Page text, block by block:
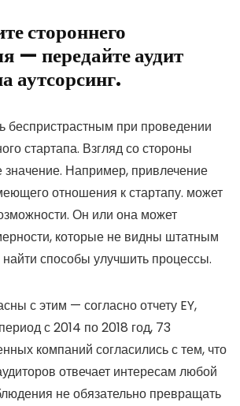
стороннего
— передайте аудит
аутсорсинг.
беспристрастным при проведении
стартапа. Взгляд со стороны
Например, привлечение
отношения к стартапу. может
Он или она может
которые не видны штатным
способы улучшить процессы.
с этим — согласно отчету EY,
с 2014 по 2018 год, 73
компаний согласились с тем, что
отвечает интересам любой
не обязательно превращать